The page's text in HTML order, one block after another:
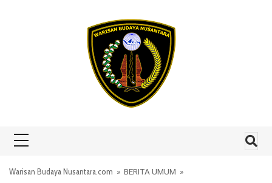
Warisan Budaya Nusantara.com » BERITA UMUM »